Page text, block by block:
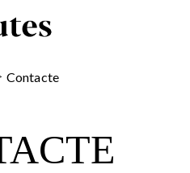
Contacte